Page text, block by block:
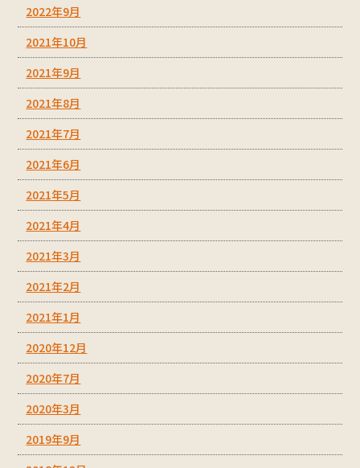
2022年9月
2021年10月
2021年9月
2021年8月
2021年7月
2021年6月
2021年5月
2021年4月
2021年3月
2021年2月
2021年1月
2020年12月
2020年7月
2020年3月
2019年9月